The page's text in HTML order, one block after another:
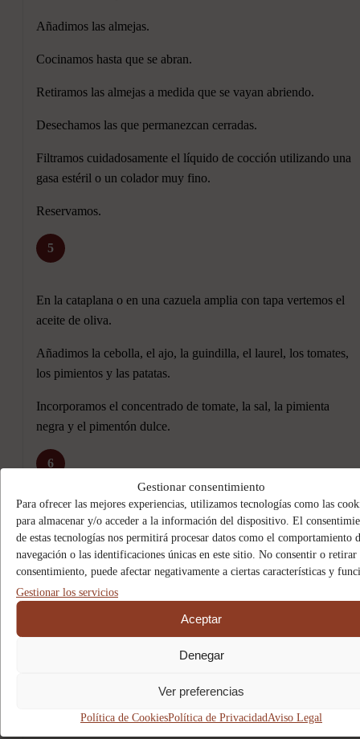
Gestionar consentimiento
Para ofrecer las mejores experiencias, utilizamos tecnologías como las
para almacenar y/o acceder a la información del dispositivo. El
de estas tecnologías nos permitirá procesar datos como el comportamiento
navegación o las identificaciones únicas en este sitio. No consentir o retirar
consentimiento, puede afectar negativamente a ciertas características y
Gestionar los servicios
Aceptar
Denegar
Ver preferencias
Política de CookiesPolítica de PrivacidadAviso Legal
Añadimos las almejas.
Cocinamos hasta que se abran.
Retiramos las almejas a medida que se vayan abriendo.
Desechamos las que permanezcan cerradas.
Filtramos cuidadosamente el líquido de cocción utilizando una
gasa estéril o un colador muy fino.
Reservamos.
5
En la cataplana o en una cazuela amplia con tapa vertemos el
aceite de oliva.
Añadimos la cebolla, el ajo, la guindilla, el laurel, los tomates,
los pimientos y las patatas.
Incorporamos el concentrado de tomate, la sal, la pimienta
negra y el pimentón dulce.
6
Distribuimos el pescado formando la última capa.
Añadimos las almejas y las gambas.
Vertemos el vino blanco y el líquido filtrado de las almejas.
Añadimos un pequeño chorrito adicional de aceite de oliva
virgen extra.
Tapamos la cataplana.